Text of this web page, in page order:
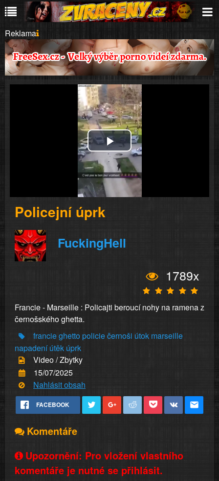
Reklama
Play
Video
Policejní úprk
FuckingHell
1789x
Francie - Marseille : Policajti beroucí nohy na ramena z
černošského ghetta.
francieghettopoliciečernoši útok marseille
napadení útěk úprk
Video / Zbytky
15/07/2025
Nahlásit obsah
FACEBOOK
Komentáře
Upozornění: Pro vložení vlastního
komentáře je nutné se přihlásit.